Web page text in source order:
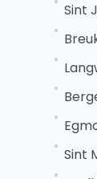
Sint
Sint